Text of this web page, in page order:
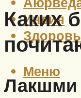
Индия
Меню
Каких
Лакшми